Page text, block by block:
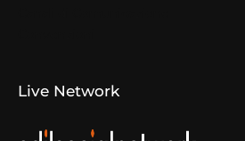
Live Network